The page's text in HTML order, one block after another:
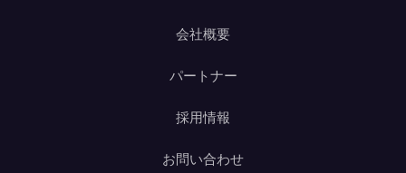
会社概要
パートナー
採用情報
お問い合わせ